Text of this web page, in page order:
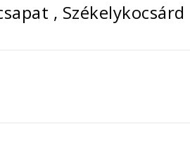
, Székelykocsárd